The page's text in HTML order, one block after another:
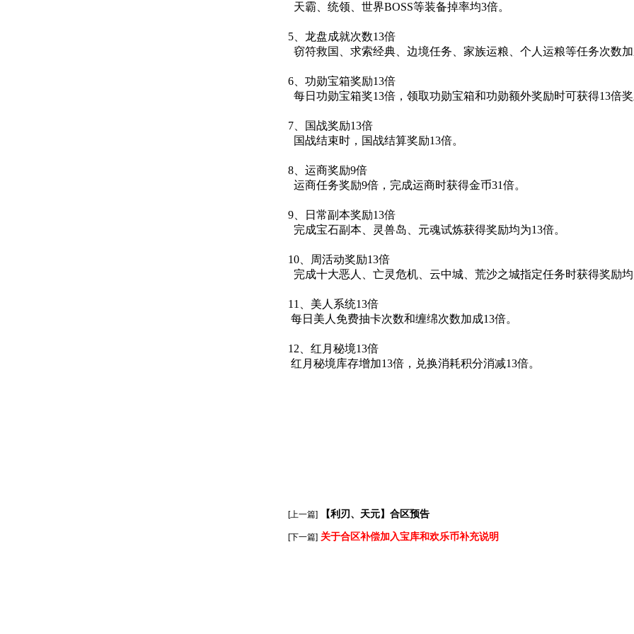
天霸、统领、世界BOSS等装备掉率均3倍。
5、龙盘成就次数13倍
窃符救国、求索经典、边境任务、家族运粮、个人运粮等任务次数加
6、功勋宝箱奖励13倍
每日功勋宝箱奖13倍，领取功勋宝箱和功勋额外奖励时可获得13倍奖
7、国战奖励13倍
国战结束时，国战结算奖励13倍。
8、运商奖励9倍
运商任务奖励9倍，完成运商时获得金币31倍。
9、日常副本奖励13倍
完成宝石副本、灵兽岛、元魂试炼获得奖励均为13倍。
10、周活动奖励13倍
完成十大恶人、亡灵危机、云中城、荒沙之城指定任务时获得奖励均
11、美人系统13倍
每日美人免费抽卡次数和缠绵次数加成13倍。
12、红月秘境13倍
红月秘境库存增加13倍，兑换消耗积分消减13倍。
[上一篇] 【利刃、天元】合区预告
[下一篇] 关于合区补偿加入宝库和欢乐币补充说明